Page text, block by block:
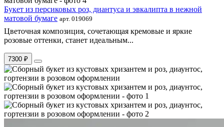
Букет из персиковых роз, диантуса и эвкалипта в нежной
матовой бумаге арт. 019069
Цветочная композиция, сочетающая кремовые и яркие
розовые оттенки, станет идеальным...
7300 ₽